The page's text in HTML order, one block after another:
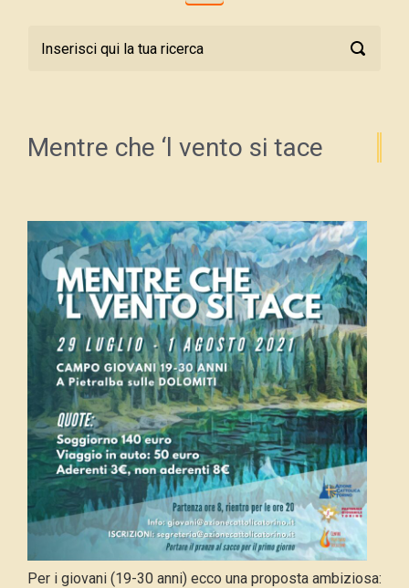
Mentre che ‘l vento si tace
Per i giovani (19-30 anni) ecco una proposta ambiziosa: